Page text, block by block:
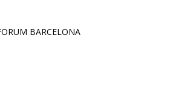
BARCELONA